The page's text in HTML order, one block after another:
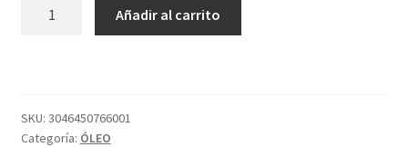
cantidad
Añadir al carrito
SKU: 3046450766001
Categoría: ÓLEO